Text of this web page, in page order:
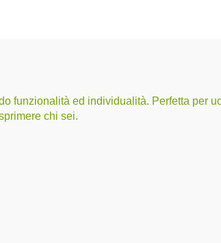
funzionalità ed individualità. Perfetta per
chi sei.